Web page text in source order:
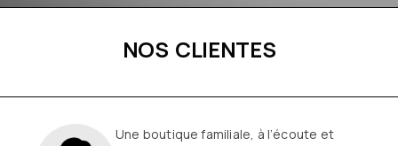
NOS CLIENTES
Une boutique familiale, à l’écoute et